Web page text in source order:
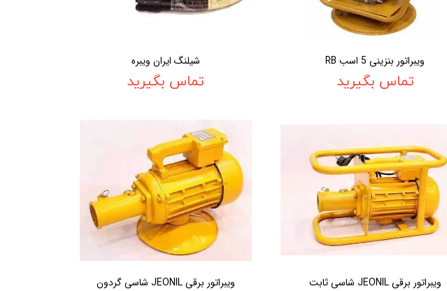
ویبراتور بنزینی 5 اسب RB
تماس بگیرید
شیلنگ ایران ویبره
تماس بگیرید
ویبراتور برقی JEONIL شاسی ثابت ویبراتور برقی JEONIL شاسی گردون